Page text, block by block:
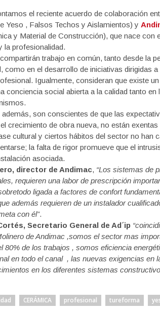
el reciente acuerdo de colaboración
Yeso , Falsos Techos y Aislamientos) y
y Material de Construcción), que nace con
la profesionalidad.
trabajo en común, tanto desde la
como en el desarrollo de iniciativas dirigidas
Igualmente, consideran que existe
conciencia social abierta a la calidad tanto
son conscientes de que las
crecimiento de obra nueva, no están
cultural y ciertos hábitos del sector no han
la falta de rigor promueve que el
asociada.
director de Andimac, “Los sistemas de
requieren una labor de prescripción
ligada a factores de confort
además requieren de un instalador
con él”.
Secretario General de Ad´ip
de Andimac ,somos el sector mas
80% de los trabajos , somos eficiencia
en todo el canal , las nuevas exigencias en
en los diferentes sistemas
CERÁMICA profesional tureforma